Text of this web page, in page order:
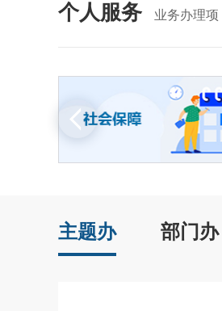
个人服务 业务办理项
主题办 部门办